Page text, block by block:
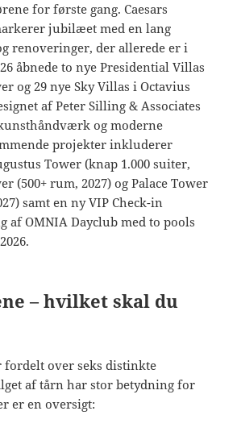
for første gang. Caesars
jubilæet med en lang
renoveringer, der allerede er i
åbnede to nye Presidential Villas
og 29 nye Sky Villas i Octavius
af Peter Silling & Associates
og moderne
projekter inkluderer
Tower (knap 1.000 suiter,
(500+ rum, 2027) og Palace Tower
samt en ny VIP Check-in
af OMNIA Dayclub med to pools
– hvilket skal du
fordelt over seks distinkte
af tårn har stor betydning for
er en oversigt: